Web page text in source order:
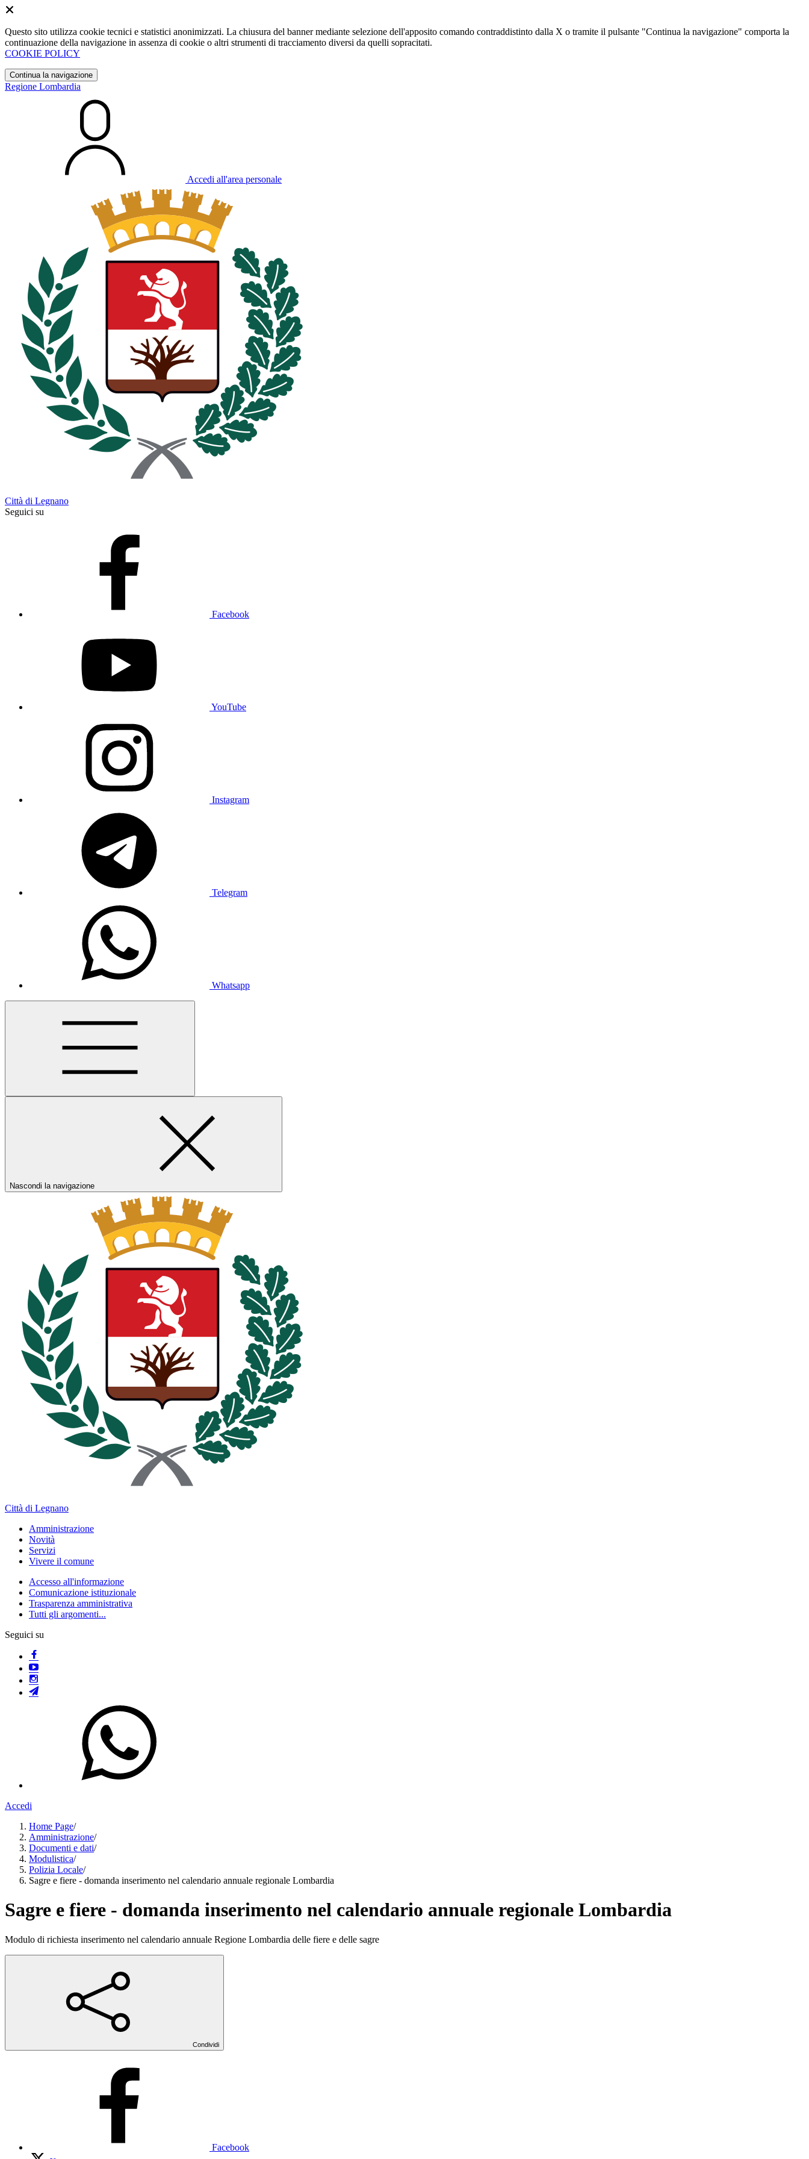
Questo sito utilizza cookie tecnici e statistici anonimizzati. La chiusura del banner mediante selezione dell'apposito comando contraddistinto dalla X o tramite il pulsante "Continua la navigazione" comporta la
continuazione della navigazione in assenza di cookie o altri strumenti di tracciamento diversi da quelli sopracitati.
COOKIE POLICY
Continua la navigazione
Regione Lombardia
Accedi all'area personale
Città di Legnano
Seguici su
Facebook
YouTube
Instagram
Telegram
Whatsapp
Nascondi la navigazione
Città di Legnano
Amministrazione
Novità
Servizi
Vivere il comune
Accesso all'informazione
Comunicazione istituzionale
Trasparenza amministrativa
Tutti gli argomenti...
Seguici su
Accedi
Home Page/
Amministrazione/
Documenti e dati/
Modulistica/
Polizia Locale/
Sagre e fiere - domanda inserimento nel calendario annuale regionale Lombardia
Sagre e fiere - domanda inserimento nel calendario annuale regionale Lombardia
Modulo di richiesta inserimento nel calendario annuale Regione Lombardia delle fiere e delle sagre
Condividi
Facebook